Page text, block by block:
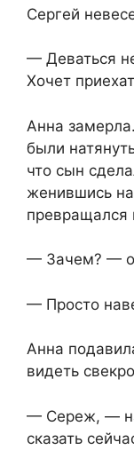
Сергей
— Деваться
Хочет
Анна
были
что сын
женившись
превращался
— Зачем? —
— Просто
Анна
видеть
— Сереж, —
сказать